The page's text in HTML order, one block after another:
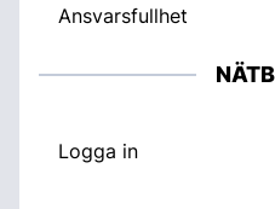
Ansvarsfullhet
Logga in